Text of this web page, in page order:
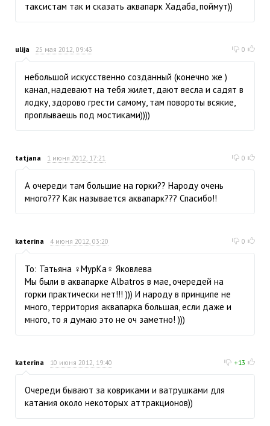
таксистам так и сказать аквапарк Хадаба, поймут))
ulija 25 мая 2012, 09:43 0
небольшой искусственно созданный (конечно же )
канал, надевают на тебя жилет, дают весла и садят в
лодку, здорово грести самому, там повороты всякие,
проплываешь под мостиками))))
tatjana 1 июня 2012, 17:21 0
А очереди там большие на горки?? Народу очень
много??? Как называется аквапарк??? Спасибо!!
katerina 4 июня 2012, 03:20 0
To: Татьяна ♀МурКа♀ Яковлева
Мы были в аквапарке Albatros в мае, очередей на
горки практически нет!!! ))) И народу в принципе не
много, территория аквапарка большая, если даже и
много, то я думаю это не оч заметно! )))
katerina 10 июня 2012, 19:40 +13
Очереди бывают за ковриками и ватрушками для
катания около некоторых аттракционов))